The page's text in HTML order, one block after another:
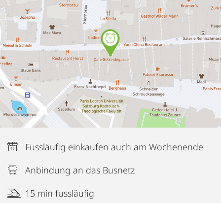
Fussläufig einkaufen auch am Wochenende
Anbindung an das Busnetz
15 min fussläufig